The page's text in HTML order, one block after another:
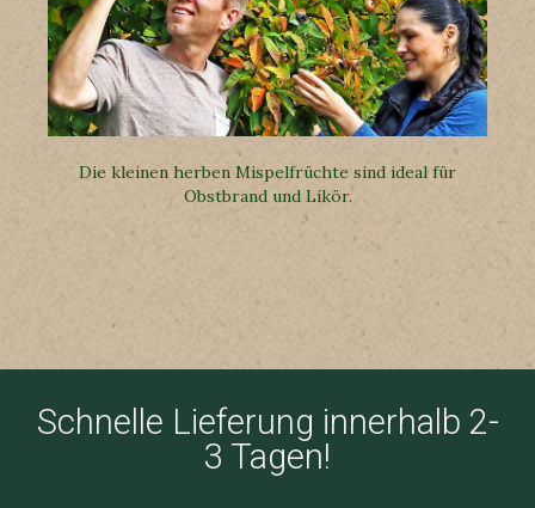
Die kleinen herben Mispelfrüchte sind ideal für
Obstbrand und Likör.
Schnelle Lieferung innerhalb 2-
3 Tagen!